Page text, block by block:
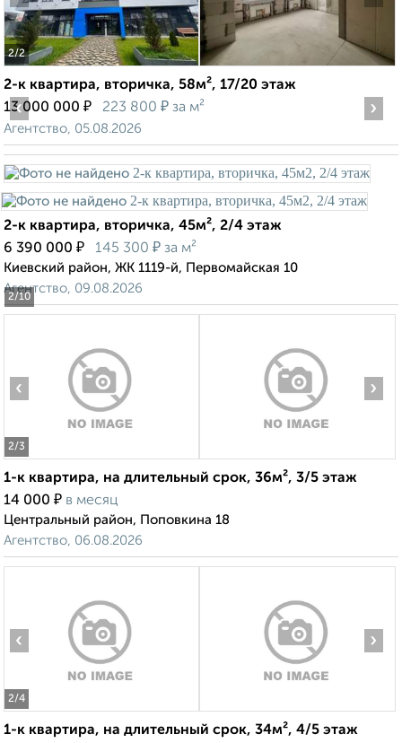
2/2
2-к квартира, вторичка, 58м², 17/20 этаж
13 000 000 ₽ 223 800 ₽ за м²
Агентство, 05.08.2026
2/10
‹ ›
2-к квартира, вторичка, 45м², 2/4 этаж
6 390 000 ₽ 145 300 ₽ за м²
Киевский район, ЖК 1119-й, Первомайская 10
Агентство, 09.08.2026
2/3
‹ ›
1-к квартира, на длительный срок, 36м², 3/5 этаж
14 000 ₽ в месяц
Центральный район, Поповкина 18
Агентство, 06.08.2026
2/4
‹ ›
1-к квартира, на длительный срок, 34м², 4/5 этаж